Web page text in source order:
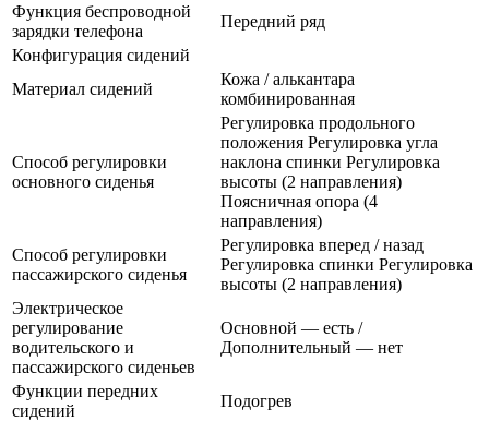
Функция беспроводной
зарядки телефона
Передний ряд
Конфигурация сидений
Материал сидений
Кожа / алькантара
комбинированная
Способ регулировки
основного сиденья
Регулировка продольного
положения Регулировка угла
наклона спинки Регулировка
высоты (2 направления)
Поясничная опора (4
направления)
Способ регулировки
пассажирского сиденья
Регулировка вперед / назад
Регулировка спинки Регулировка
высоты (2 направления)
Электрическое
регулирование
водительского и
пассажирского сиденьев
Основной — есть /
Дополнительный — нет
Функции передних
сидений
Подогрев